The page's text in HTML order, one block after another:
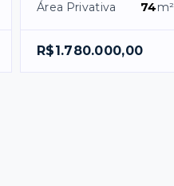
Área Privativa
74m²
R$1.780.000,00